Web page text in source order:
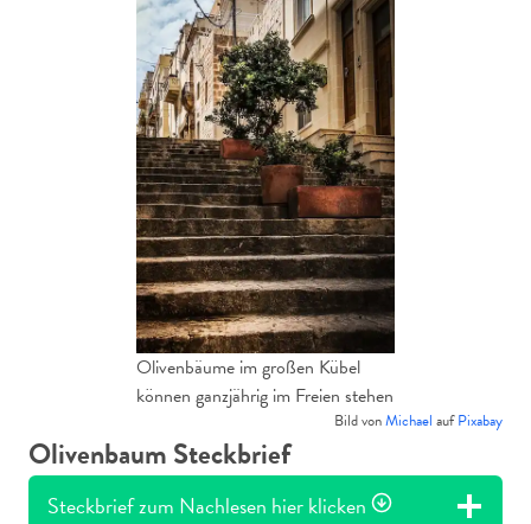
Olivenbäume im großen Kübel
können ganzjährig im Freien stehen
Bild vonMichael aufPixabay
Olivenbaum Steckbrief
Steckbrief zum Nachlesen hier klicken